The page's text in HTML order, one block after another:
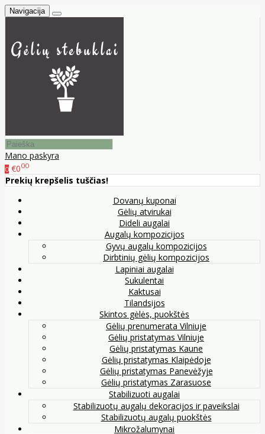
Navigacija
Mano paskyra
0 €000
Prekių krepšelis tuščias!
Dovanų kuponai
Gėlių atvirukai
Dideli augalai
Augalų kompozicijos
Gyvų augalų kompozicijos
Dirbtinių gėlių kompozicijos
Lapiniai augalai
Sukulentai
Kaktusai
Tilandsijos
Skintos gėlės, puokštės
Gėlių prenumerata Vilniuje
Gėlių pristatymas Vilniuje
Gėlių pristatymas Kaune
Gėlių pristatymas Klaipėdoje
Gėlių pristatymas Panevėžyje
Gėlių pristatymas Zarasuose
Stabilizuoti augalai
Stabilizuotų augalų dekoracijos ir paveikslai
Stabilizuotų augalų puokštės
Mikrožalumynai